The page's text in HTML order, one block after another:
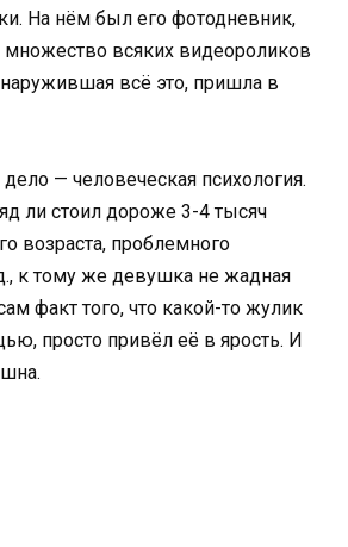
На нём был его фотодневник,
множество всяких видеороликов
всё это, пришла в
— человеческая психология.
ли стоил дороже 3-4 тысяч
возраста, проблемного
к тому же девушка не жадная
факт того, что какой-то жулик
просто привёл её в ярость. И